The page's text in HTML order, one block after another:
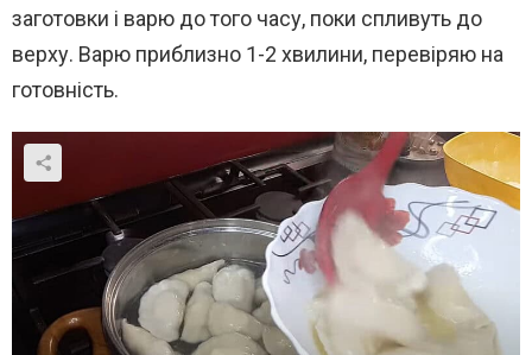
заготовки і варю до того часу, поки спливуть до
верху. Варю приблизно 1-2 хвилини, перевіряю на
готовність.